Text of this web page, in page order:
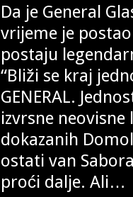
Da je General
vrijeme je
postaju
“Bliži se kraj
GENERAL.
izvrsne
dokazanih
ostati van
proći dalje. Ali…